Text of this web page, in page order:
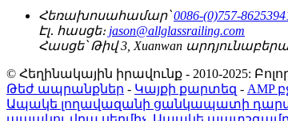
Հեռախոսահամար՝ 0086-(0)757-
Էլ․ հասցե։ jason@allglassrailing.com
Հասցե՝ Թիվ 3, Xuanwan
© Հեղինակային իրավունք - 2010-2025:
Թեժ ապրանքներ - Կայքի քարտեզ - AMP
Ապակե լողավազանի ցանկապատի